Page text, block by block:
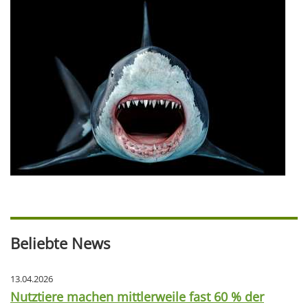
Beliebte News
13.04.2026
Nutztiere machen mittlerweile fast 60 % der